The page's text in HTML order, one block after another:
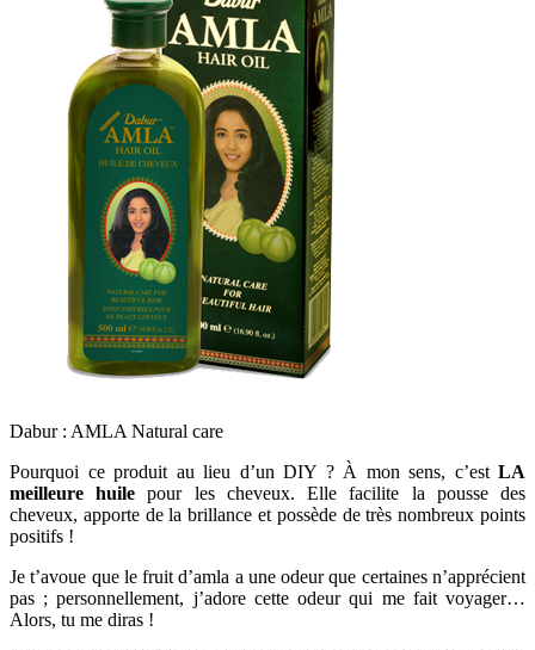
Dabur : AMLA Natural care
Pourquoi ce produit au lieu d’un DIY ? À mon sens, c’est LA
meilleure huile pour les cheveux. Elle facilite la pousse des
cheveux, apporte de la brillance et possède de très nombreux points
positifs !
Je t’avoue que le fruit d’amla a une odeur que certaines n’apprécient
pas ; personnellement, j’adore cette odeur qui me fait voyager…
Alors, tu me diras !